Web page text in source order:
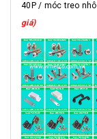
40P / móc treo
giá)